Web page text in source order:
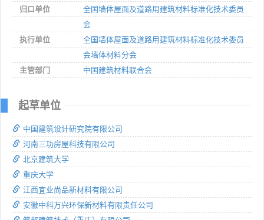
归口单位
全国墙体屋面及道路用建筑材料标准化技术委员
会
执行单位
全国墙体屋面及道路用建筑材料标准化技术委员
会墙体材料分会
主管部门
中国建筑材料联合会
起草单位
中国建筑设计研究院有限公司
河南三功房屋科技有限公司
北京建筑大学
重庆大学
江西宜业尚品新材料有限公司
安徽中科万兴环保新材料有限责任公司